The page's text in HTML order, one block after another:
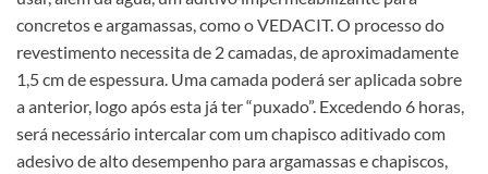
concretos e argamassas, como o VEDACIT. O processo do
revestimento necessita de 2 camadas, de aproximadamente
1,5 cm de espessura. Uma camada poderá ser aplicada sobre
a anterior, logo após esta já ter “puxado”. Excedendo 6 horas,
será necessário intercalar com um chapisco aditivado com
adesivo de alto desempenho para argamassas e chapiscos,